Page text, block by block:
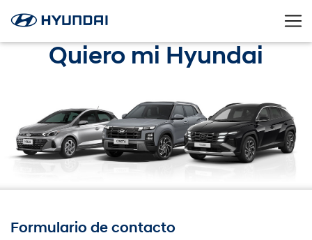
Quiero mi Hyundai
Formulario de contacto